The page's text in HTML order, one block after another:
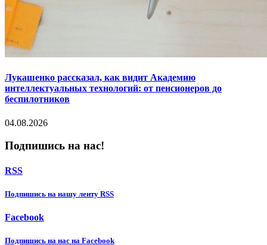
Лукашенко рассказал, как видит Академию
интеллектуальных технологий: от пенсионеров до
беспилотников
04.08.2026
Подпишись на нас!
RSS
Подпишиcь на нашу ленту RSS
Facebook
Подпишиcь на нас на Facebook